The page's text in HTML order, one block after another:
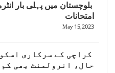
بلوچستان میں پہلی بار
امتحانات
May 15,2023
کراچی کے سرکاری
حال، انرولمنٹ بھی